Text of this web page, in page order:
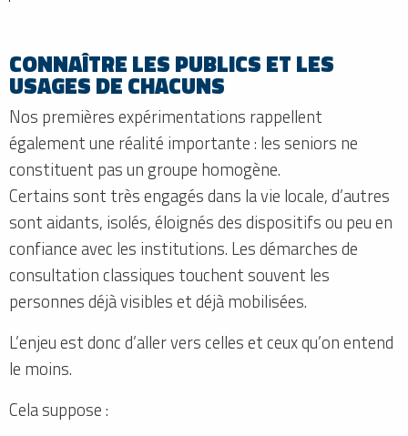
CONNAÎTRE LES PUBLICS ET LES
USAGES DE CHACUNS
Nos premières expérimentations rappellent
également une réalité importante : les seniors ne
constituent pas un groupe homogène.
Certains sont très engagés dans la vie locale, d’autres
sont aidants, isolés, éloignés des dispositifs ou peu en
confiance avec les institutions. Les démarches de
consultation classiques touchent souvent les
personnes déjà visibles et déjà mobilisées.
L’enjeu est donc d’aller vers celles et ceux qu’on entend
le moins.
Cela suppose :